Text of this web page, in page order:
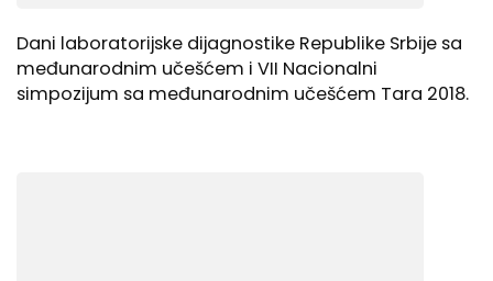
Dani laboratorijske dijagnostike Republike Srbije sa
međunarodnim učešćem i VII Nacionalni
simpozijum sa međunarodnim učešćem Tara 2018.